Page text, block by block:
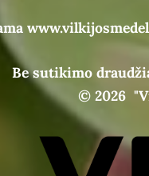
Be sutikimo
© 2026